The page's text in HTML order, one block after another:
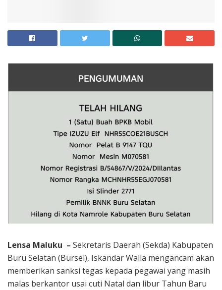
Lensa Maluku – Sekretaris Daerah (Sekda) Kabupaten
Buru Selatan (Bursel), Iskandar Walla mengancam akan
memberikan sanksi tegas kepada pegawai yang masih
malas berkantor usai cuti Natal dan libur Tahun Baru